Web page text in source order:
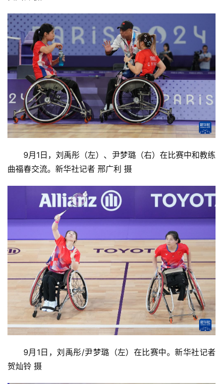
9月1日，刘禹彤（左）、尹梦璐（右）在比赛中和教练
曲福春交流。新华社记者 邢广利 摄
9月1日，刘禹彤/尹梦璐（左）在比赛中。新华社记者
贺灿铃 摄